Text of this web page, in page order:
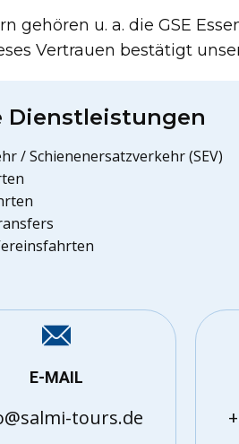
gehören u. a. die GSE
Vertrauen bestätigt
Dienstleistungen
/ Schienenersatzverkehr (SEV)
E-MAIL
tours.de